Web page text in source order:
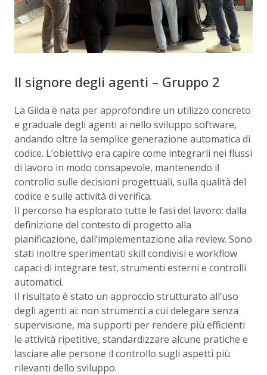
Il signore degli agenti – Gruppo 2
La Gilda è nata per approfondire un utilizzo concreto
e graduale degli agenti ai nello sviluppo software,
andando oltre la semplice generazione automatica di
codice. L’obiettivo era capire come integrarli nei flussi
di lavoro in modo consapevole, mantenendo il
controllo sulle decisioni progettuali, sulla qualità del
codice e sulle attività di verifica.
Il percorso ha esplorato tutte le fasi del lavoro: dalla
definizione del contesto di progetto alla
pianificazione, dall’implementazione alla review. Sono
stati inoltre sperimentati skill condivisi e workflow
capaci di integrare test, strumenti esterni e controlli
automatici.
Il risultato è stato un approccio strutturato all’uso
degli agenti ai: non strumenti a cui delegare senza
supervisione, ma supporti per rendere più efficienti
le attività ripetitive, standardizzare alcune pratiche e
lasciare alle persone il controllo sugli aspetti più
rilevanti dello sviluppo.